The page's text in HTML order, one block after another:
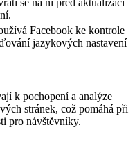
se na ni před aktualizací
Facebook ke kontrole
jazykových nastavení
k pochopení a analýze
stránek, což pomáhá při
pro návštěvníky.